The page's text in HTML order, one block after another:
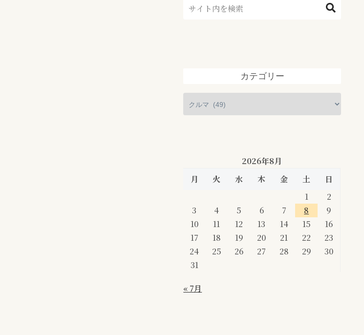
カテゴリー
2026年8月
月
火 水 木 金 土
日
1
2
3
4 5 6 7 8
9
10
11 12 13 14 15
16
17
18 19 20 21 22
23
24
25 26 27 28 29
30
31
« 7月